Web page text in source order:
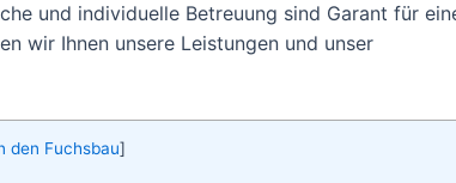
und individuelle Betreuung sind Garant für
wir Ihnen unsere Leistungen und unser
den Fuchsbau]